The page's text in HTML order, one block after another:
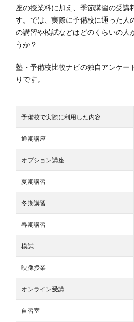
座の授業料に加え、季節講習の受講
す。では、実際に予備校に通った人
の講習や模試などはどのくらいの人
うか？
塾・予備校比較ナビの独自アンケー
りです。
予備校で実際に利用した内容
通期講座
オプション講座
夏期講習
冬期講習
春期講習
模試
映像授業
オンライン受講
自習室